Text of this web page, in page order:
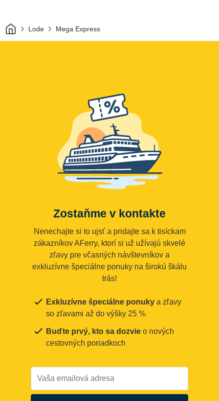
DomovLode Mega Express
Zostaňme v kontakte
Nenechajte si to ujsť a pridajte sa k tisíckam
zákazníkov AFerry, ktorí si už užívajú skvelé
zľavy pre včasných návštevníkov a
exkluzívne špeciálne ponuky na širokú škálu
trás!
Exkluzívne špeciálne ponuky a zľavy
so zľavami až do výšky 25 %
Buďte prvý, kto sa dozvie o nových
cestovných poriadkoch